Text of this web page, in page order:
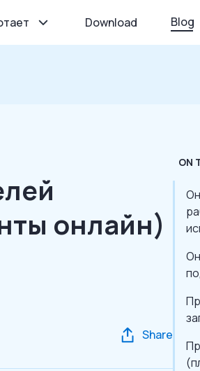
Download Blog
онлайн)
Share
ON